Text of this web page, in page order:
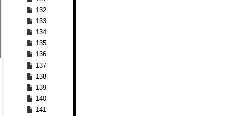
132
133
134
135
136
137
138
139
140
141